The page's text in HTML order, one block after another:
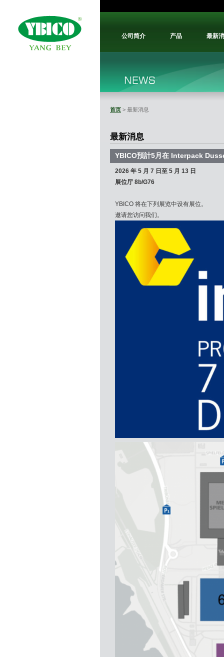
公司简介 产品 最新
首页 > 最新消息
最新消息
YBICO預計5月在 Interpack
2026 年 5 月 7 日至 5 月 13 日
展位厅 8b/G76
YBICO 将在下列展览中设有展位。
邀请您访问我们。